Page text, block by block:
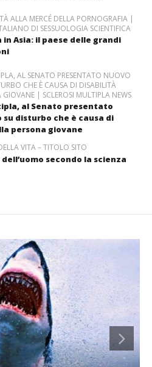
ALLA MERCÉ DELLA PORNOGRAFIA |
DI SESSUOLOGIA SCIENTIFICA
in Asia: il paese delle grandi
AL SENATO PRESENTATO NUOVO
CHE È CAUSA DI DISABILITÀ
GIOVANE | SCLEROSI MULTIPLA NEWS
al Senato presentato
su disturbo che è causa di
persona giovane
VITA – TITOLO SITO
dell’uomo secondo la scienza